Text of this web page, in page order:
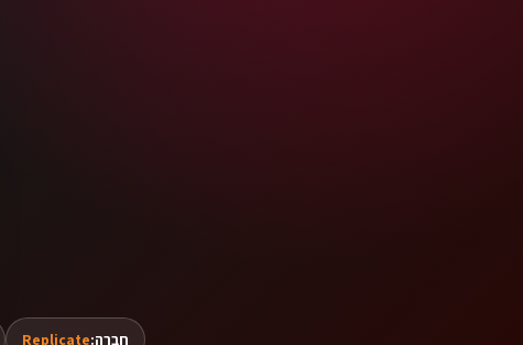
חברה:Replicate